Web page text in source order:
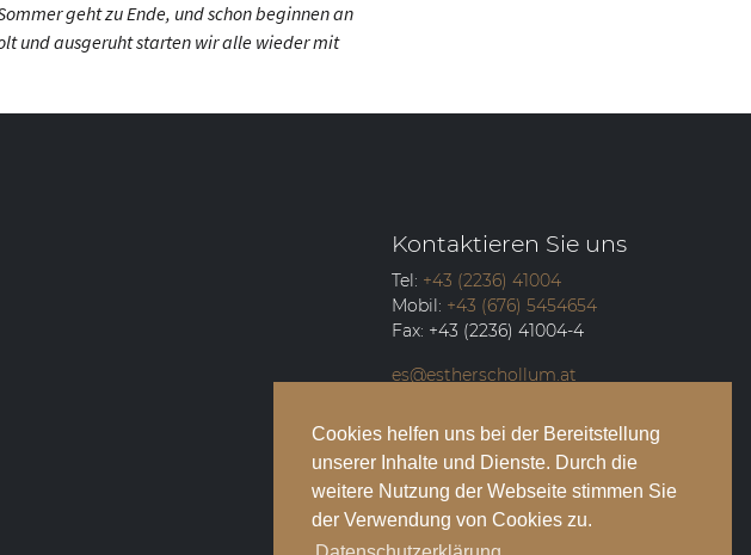
Cookies helfen uns bei der Bereitstellung
unserer Inhalte und Dienste. Durch die
weitere Nutzung der Webseite stimmen Sie
der Verwendung von Cookies zu.
geht zu Ende, und schon beginnen an
und ausgeruht starten wir alle wieder mit
Kontaktieren Sie uns
Tel: +43 (2236) 41004
Mobil: +43 (676) 5454654
Fax: +43 (2236) 41004-4
es@estherschollum.at
Guntramsdorfer Straße 12/2
2340 Mödling